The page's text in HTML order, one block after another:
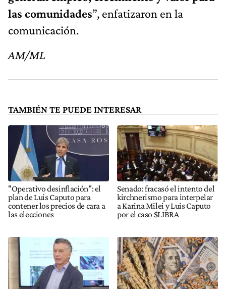
las comunidades”, enfatizaron en la
comunicación.
AM/ML
TAMBIÉN TE PUEDE INTERESAR
"Operativo desinflación": el
plan de Luis Caputo para
contener los precios de cara a
las elecciones
Senado: fracasó el intento del
kirchnerismo para interpelar
a Karina Milei y Luis Caputo
por el caso $LIBRA